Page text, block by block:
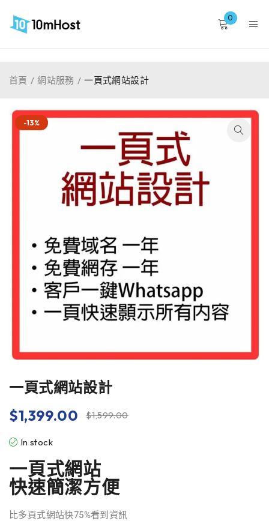
0
首頁 / 網站服務 / 一頁式網站設計
-13%
一頁式網站設計
$1,599.00
$1,399.00
In stock
一頁式網站
快速簡潔方便
比多頁式網站快75%看到資訊